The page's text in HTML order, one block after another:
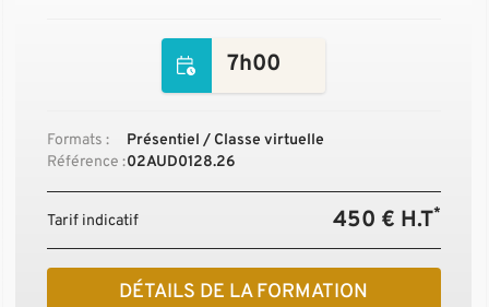
7h00
Formats :
Présentiel / Classe virtuelle
Référence :02AUD0128.26
Tarif indicatif 450 € H.T*
DÉTAILS DE LA FORMATION